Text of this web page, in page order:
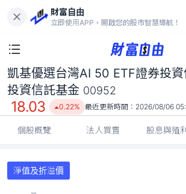
財富自由
立即使用APP，開啟您的股市智慧導航！
凱基優選台灣AI 50 ETF證券投資信託證券投資信
18.03
0.22%
凱基優選台灣AI 50 ETF證券投
投資信託基金 00952
18.03 0.22% 最近更新時間： 2026/08/06
個股概覽 法人買賣 股息與殖
淨值及折溢價